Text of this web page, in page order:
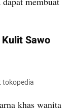
Sawo
tokopedia
khas wanita